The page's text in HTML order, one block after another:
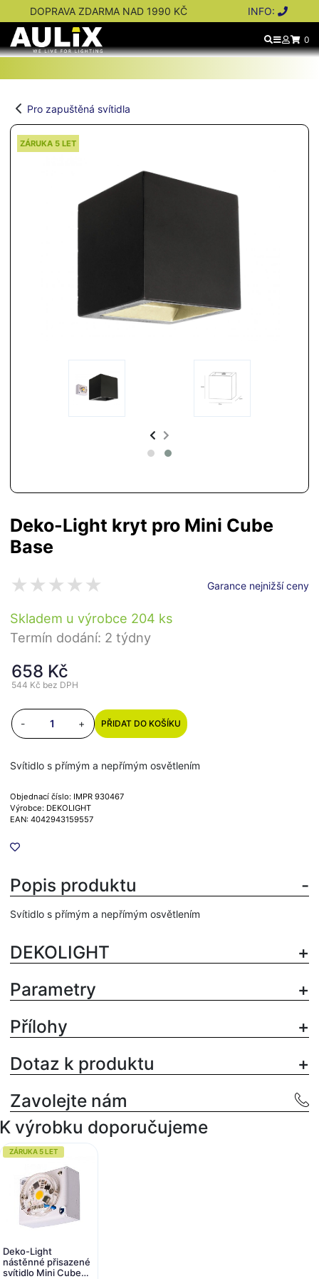
DOPRAVA ZDARMA NAD 1990 KČ INFO:
0
Pro zapuštěná svítidla
Deko-Light kryt pro Mini Cube
Base
Garance nejnižší ceny
ZÁRUKA 5 LET
Skladem u výrobce 204 ks
Termín dodání: 2 týdny
658 Kč
544 Kč bez DPH
- + PŘIDAT DO KOŠÍKU
Svítidlo s přímým a nepřímým osvětlením
Objednací číslo: IMPR 930467
Výrobce: DEKOLIGHT
EAN: 4042943159557
Popis produktu
Svítidlo s přímým a nepřímým osvětlením
DEKOLIGHT
Parametry
Přílohy
Dotaz k produktu
Zavolejte nám
K výrobku doporučujeme
ZÁRUKA 5 LET
Deko-Light
nástěnné přisazené
svítidlo Mini Cube